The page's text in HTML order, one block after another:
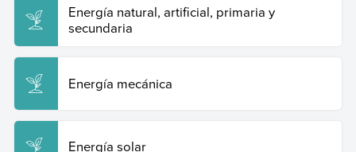
Energía natural, artificial, primaria y
secundaria
Energía mecánica
Energía solar